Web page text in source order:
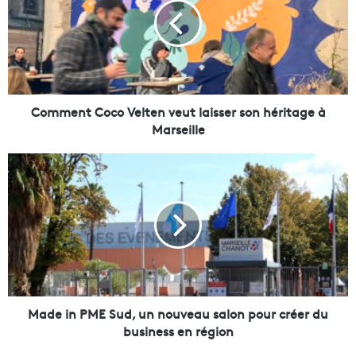
m
e
n
t
C
o
e
l
t
e
n
v
e
u
t
Comment Coco Velten veut laisser son héritage à
Marseille
M
a
d
e
i
n
P
M
E
Made in PME Sud, un nouveau salon pour créer du
business en région